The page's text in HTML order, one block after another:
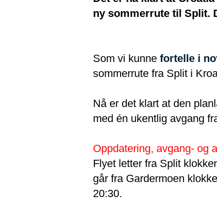
ny sommerrute til Split.
Som vi kunne fortelle i
sommerrute fra Split i
Nå er det klart at den
med én ukentlig avgang
Oppdatering, avgang- og
Flyet letter fra Split
går fra Gardermoen
20:30.